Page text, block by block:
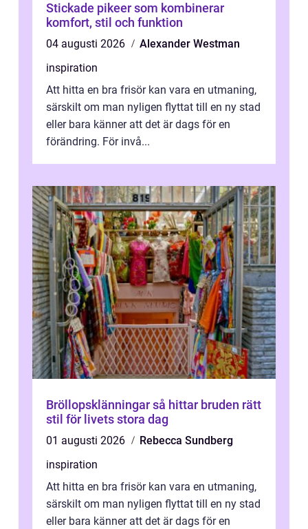
Stickade pikeer som kombinerar
komfort, stil och funktion
04 augusti 2026
Alexander Westman
inspiration
Att hitta en bra frisör kan vara en utmaning,
särskilt om man nyligen flyttat till en ny stad
eller bara känner att det är dags för en
förändring. För invå...
Bröllopsklänningar så hittar bruden rätt
stil för livets stora dag
01 augusti 2026
Rebecca Sundberg
inspiration
Att hitta en bra frisör kan vara en utmaning,
särskilt om man nyligen flyttat till en ny stad
eller bara känner att det är dags för en